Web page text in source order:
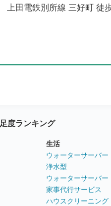
上田電鉄別所線 三好町 徒
度ランキング
生活
ウォーターサーバー
浄水型
ウォーターサーバー
家事代行サービス
ハウスクリーニング